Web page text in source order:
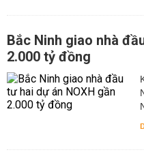
Bắc Ninh giao nhà
2.000 tỷ đồng